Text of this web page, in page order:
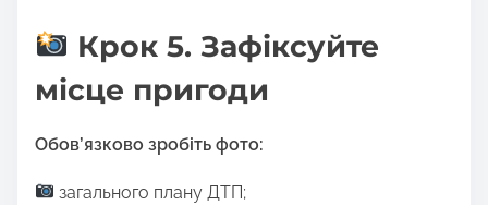
Крок 5. Зафіксуйте
місце пригоди
Обов’язково зробіть фото:
загального плану ДТП;